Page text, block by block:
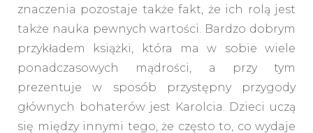
znaczenia pozostaje także fakt, że ich rolą jest
także nauka pewnych wartości. Bardzo dobrym
przykładem książki, która ma w sobie wiele
ponadczasowych mądrości, a przy tym
prezentuje w sposób przystępny przygody
głównych bohaterów jest Karolcia. Dzieci uczą
się między innymi tego, że często to, co wydaje